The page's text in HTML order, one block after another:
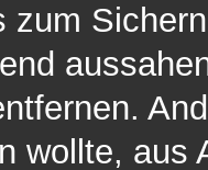
zum
wollte, aus